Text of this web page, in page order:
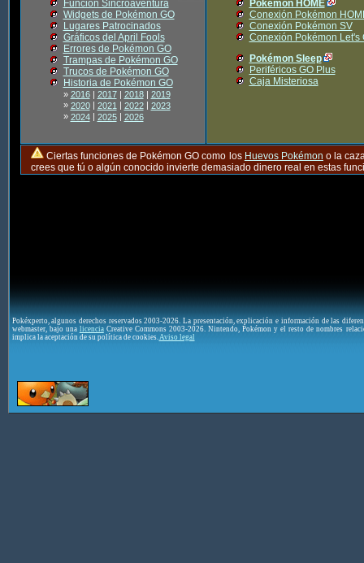
Función Sincroaventura
Widgets de Pokémon GO
Lugares Patrocinados
Gráficos del April Fools
Errores de Pokémon GO
Trampas de Pokémon GO
Trucos de Pokémon GO
Historia de Pokémon GO
» 2016| 2017| 2018| 2019
» 2020| 2021| 2022| 2023
» 2024| 2025| 2026
Pokémon HOME
Conexión Pokémon
Conexión Pokémon SV
Conexión Pokémon Let's
Pokémon Sleep
Periféricos GO Plus
Caja Misteriosa
Ciertas funciones de Pokémon GO como los Huevos Pokémon o la
crees que tú o algún conocido invierte demasiado dinero real en estas
Pokéxperto, algunos derechos reservados 2003-2026. La presentación, explicación e información de las
webmaster, bajo una licenciaCreative Commons 2003-2026. Nintendo, Pokémon y el resto de nombres
implica la aceptación de su política de cookies. Aviso legal